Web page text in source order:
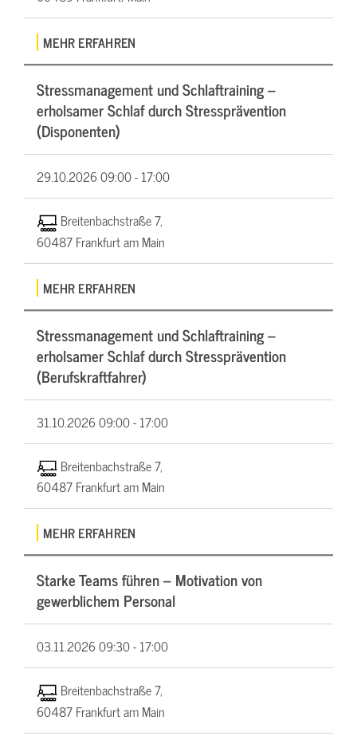
MEHR ERFAHREN
Stressmanagement und Schlaftraining –
erholsamer Schlaf durch Stressprävention
(Disponenten)
29.10.202609:00 - 17:00
Breitenbachstraße 7,
60487 Frankfurt am Main
MEHR ERFAHREN
Stressmanagement und Schlaftraining –
erholsamer Schlaf durch Stressprävention
(Berufskraftfahrer)
31.10.202609:00 - 17:00
Breitenbachstraße 7,
60487 Frankfurt am Main
MEHR ERFAHREN
Starke Teams führen – Motivation von
gewerblichem Personal
03.11.202609:30 - 17:00
Breitenbachstraße 7,
60487 Frankfurt am Main